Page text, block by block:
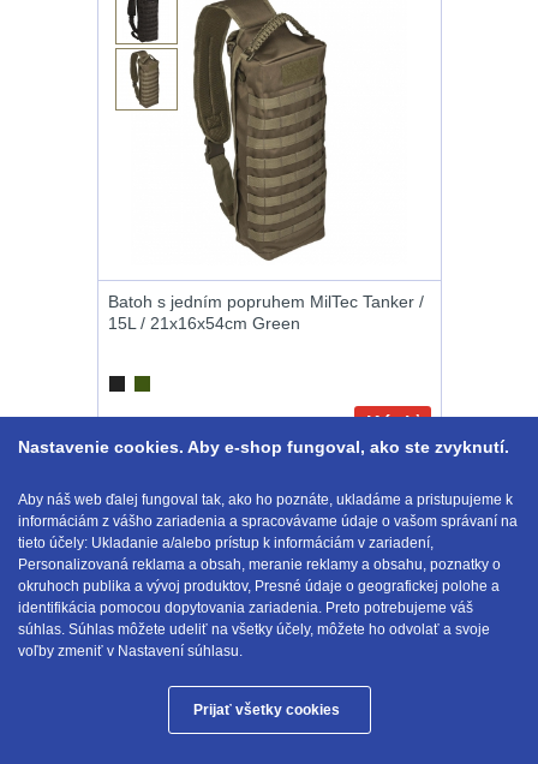
AR10 6
Náradie a nástroje k
zbraniam34
.227
.223 (5.56mm)9
.243 .260
(6.5mm)7
7
.30 .308
(7.62mm)11
12GA, 20GA10
Batoh s jedním popruhem MilTec Tanker /
15L / 21x16x54cm Green
Kúpiť
25.90 € s DPH NA SKLADE
1-14 z 14 Zobraziť podľa
E-mail:obchod@anod.sk
Nastavenie cookies. Aby e-shop fungoval, ako ste zvyknutí.
Aby náš web ďalej fungoval tak, ako ho poznáte, ukladáme a pristupujeme k
informáciám z vášho zariadenia a spracovávame údaje o vašom správaní na
tieto účely: Ukladanie a/alebo prístup k informáciám v zariadení,
Personalizovaná reklama a obsah, meranie reklamy a obsahu, poznatky o
okruhoch publika a vývoj produktov, Presné údaje o geografickej polohe a
identifikácia pomocou dopytovania zariadenia. Preto potrebujeme váš
súhlas. Súhlas môžete udeliť na všetky účely, môžete ho odvolať a svoje
voľby zmeniť v Nastavení súhlasu.
Prijať všetky cookies